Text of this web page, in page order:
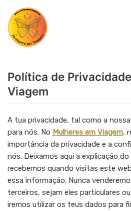
Skip
to
Política de
Viagem
A tua privacidade, tal como a
para nós. No Mulheres em Viagem,
importância da privacidade e a
nós. Deixamos aqui a explicação
recebemos quando visitas este
essa informação. Nunca
terceiros, sejam eles particulares
iremos utilizar os teus dados para